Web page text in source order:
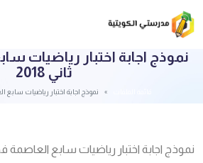
نموذج اجابة اختبار رياضيات
ثاني 2018
نموذج اجابة اختبار رياضيات سابع
نموذج اجابة اختبار رياضيات سابع العاصمة فصل